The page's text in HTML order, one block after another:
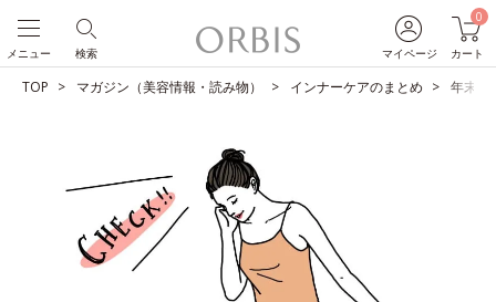
マイページ
0
カート
検索
メニュー
TOP マガジン（美容情報・読み物） インナーケアのまとめ 年末年